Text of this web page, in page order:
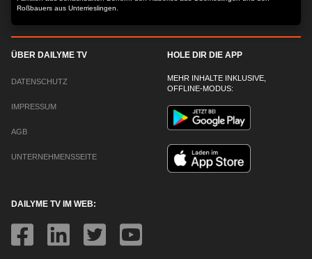
Roßbauers aus Unterrieslingen.
ÜBER DAILYME TV
DATENSCHUTZ
IMPRESSUM
AGB
UNTERNEHMENSSEITE
HOLE DIR DIE APP
MEHR INHALTE INKLUSIVE,
OFFLINE-MODUS:
DAILYME TV IM WEB: